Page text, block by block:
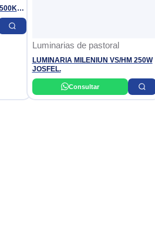
Luminarias de pastoral
LUMINARIA MILENIUN VS/HM 250W
JOSFEL.
Consultar